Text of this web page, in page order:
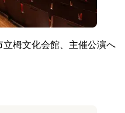
栂文化会館、主催公演へ